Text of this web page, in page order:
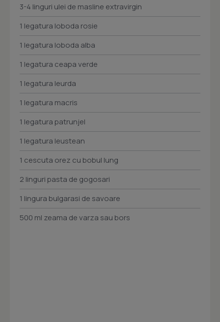
3-4 linguri ulei de masline extravirgin
1 legatura loboda rosie
1 legatura loboda alba
1 legatura ceapa verde
1 legatura leurda
1 legatura macris
1 legatura patrunjel
1 legatura leustean
1 cescuta orez cu bobul lung
2 linguri pasta de gogosari
1 lingura bulgarasi de savoare
500 ml zeama de varza sau bors